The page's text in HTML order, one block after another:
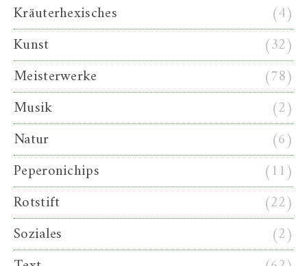
Kräuterhexisches
(4)
Kunst
(32)
Meisterwerke
(78)
Musik
(2)
Natur
(6)
Peperonichips
(11)
Rotstift
(22)
Soziales
(2)